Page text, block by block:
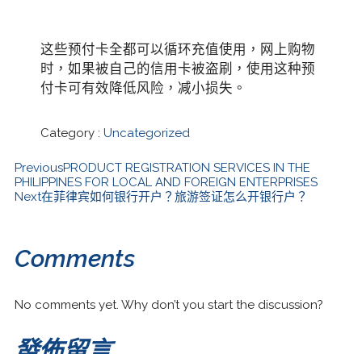
这些预付卡全都可以循环充值使用，网上购物
时，如果被自己的信用卡被盗刷，使用这种预
付卡可有效降低风险，减小损失。
Category : Uncategorized
PreviousPRODUCT REGISTRATION SERVICES IN THE
PHILIPPINES FOR LOCAL AND FOREIGN ENTERPRISES
Next在菲律宾如何银行开户？旅游签证怎么开银行户？
Comments
No comments yet. Why don’t you start the discussion?